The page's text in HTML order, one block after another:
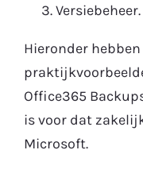
Versiebeheer.
Hieronder
Office365
is voor dat
Microsoft.